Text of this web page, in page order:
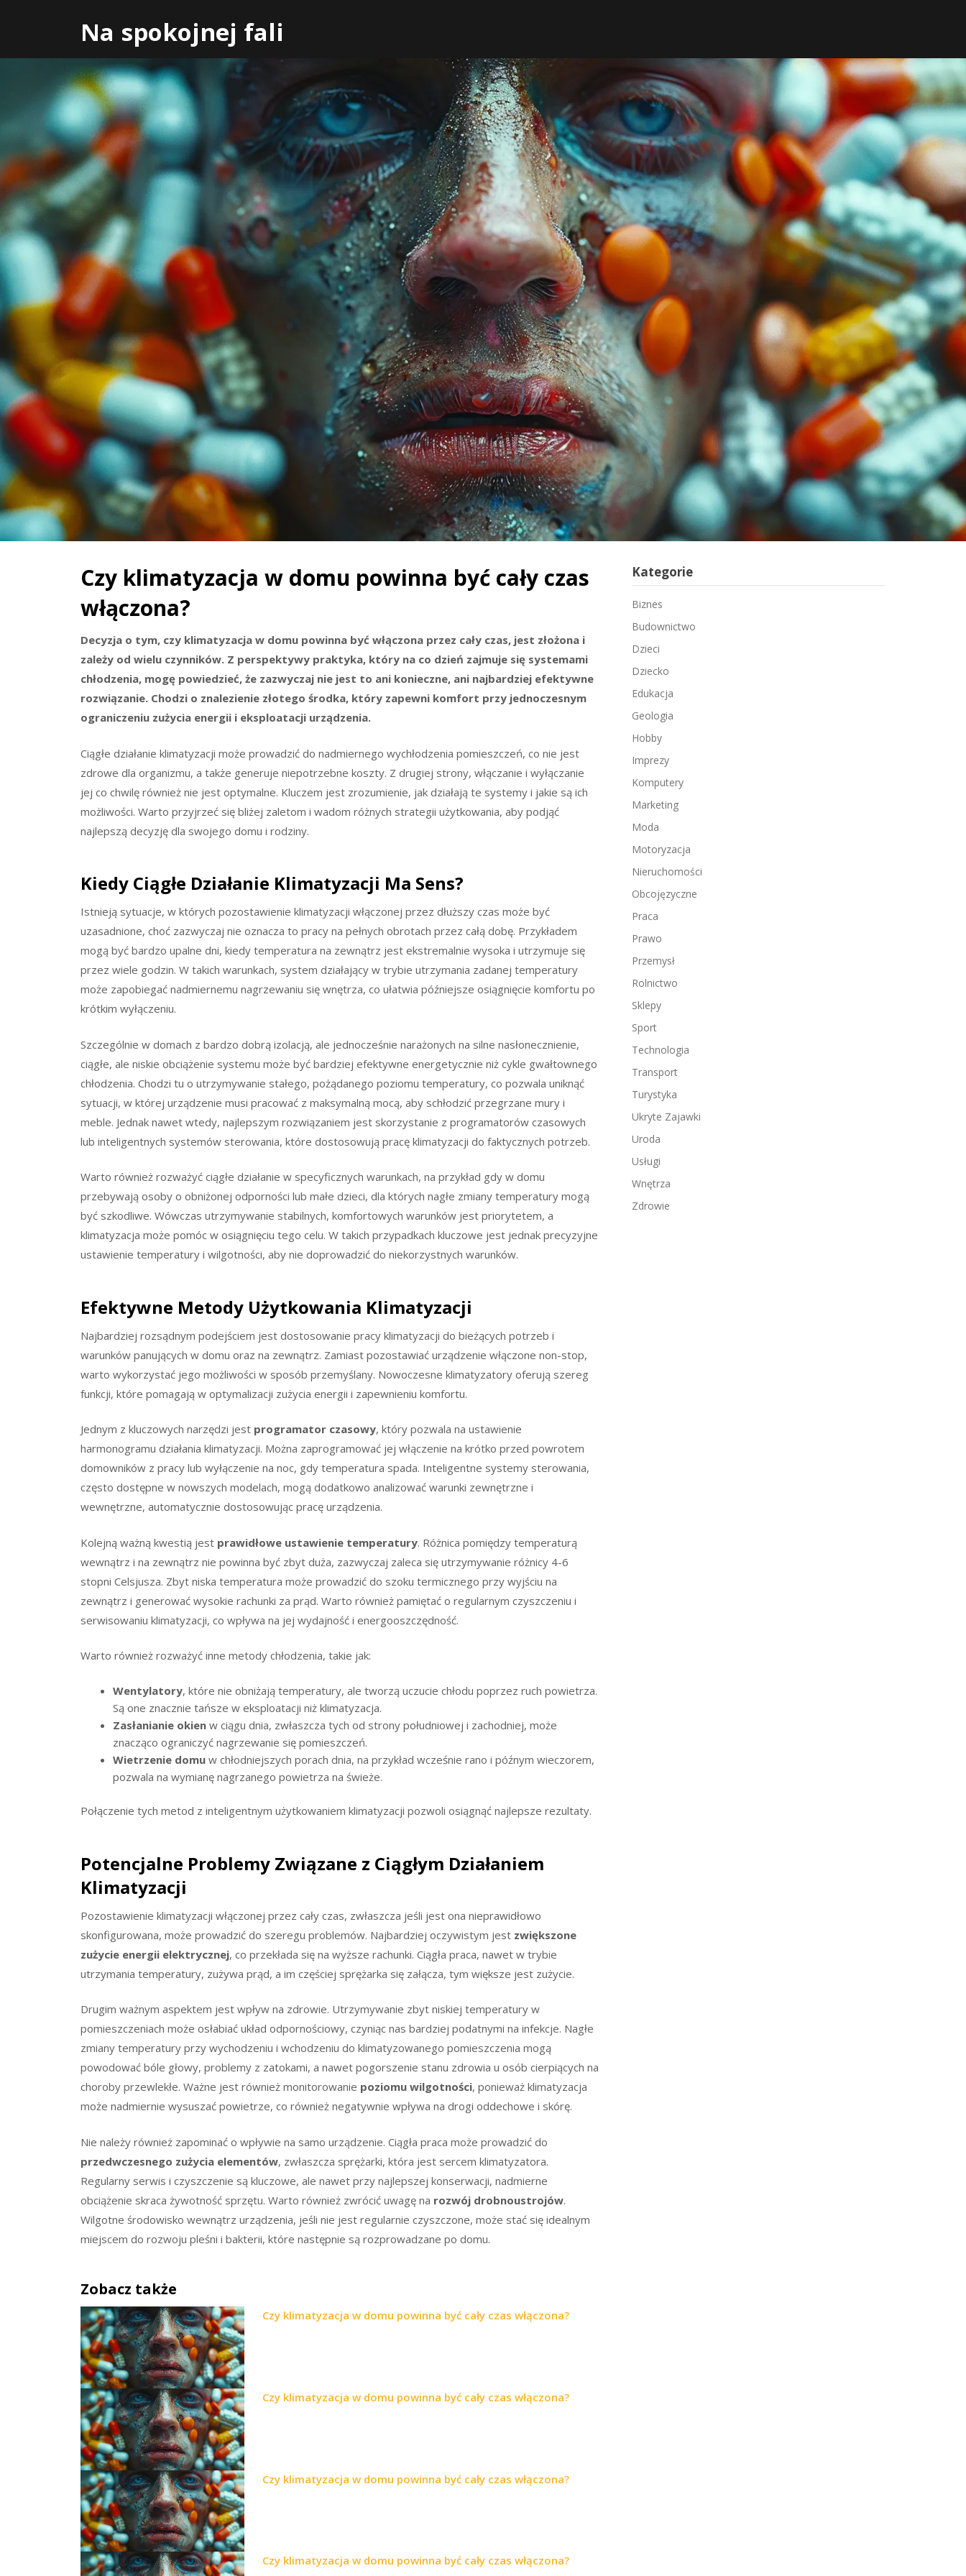
Na spokojnej fali
Czy klimatyzacja w domu powinna być cały czas
włączona?
Decyzja o tym, czy klimatyzacja w domu powinna być włączona przez cały czas, jest złożona i
zależy od wielu czynników. Z perspektywy praktyka, który na co dzień zajmuje się systemami
chłodzenia, mogę powiedzieć, że zazwyczaj nie jest to ani konieczne, ani najbardziej efektywne
rozwiązanie. Chodzi o znalezienie złotego środka, który zapewni komfort przy jednoczesnym
ograniczeniu zużycia energii i eksploatacji urządzenia.
Ciągłe działanie klimatyzacji może prowadzić do nadmiernego wychłodzenia pomieszczeń, co nie jest
zdrowe dla organizmu, a także generuje niepotrzebne koszty. Z drugiej strony, włączanie i wyłączanie
jej co chwilę również nie jest optymalne. Kluczem jest zrozumienie, jak działają te systemy i jakie są ich
możliwości. Warto przyjrzeć się bliżej zaletom i wadom różnych strategii użytkowania, aby podjąć
najlepszą decyzję dla swojego domu i rodziny.
Kiedy Ciągłe Działanie Klimatyzacji Ma Sens?
Istnieją sytuacje, w których pozostawienie klimatyzacji włączonej przez dłuższy czas może być
uzasadnione, choć zazwyczaj nie oznacza to pracy na pełnych obrotach przez całą dobę. Przykładem
mogą być bardzo upalne dni, kiedy temperatura na zewnątrz jest ekstremalnie wysoka i utrzymuje się
przez wiele godzin. W takich warunkach, system działający w trybie utrzymania zadanej temperatury
może zapobiegać nadmiernemu nagrzewaniu się wnętrza, co ułatwia późniejsze osiągnięcie komfortu po
krótkim wyłączeniu.
Szczególnie w domach z bardzo dobrą izolacją, ale jednocześnie narażonych na silne nasłonecznienie,
ciągłe, ale niskie obciążenie systemu może być bardziej efektywne energetycznie niż cykle gwałtownego
chłodzenia. Chodzi tu o utrzymywanie stałego, pożądanego poziomu temperatury, co pozwala uniknąć
sytuacji, w której urządzenie musi pracować z maksymalną mocą, aby schłodzić przegrzane mury i
meble. Jednak nawet wtedy, najlepszym rozwiązaniem jest skorzystanie z programatorów czasowych
lub inteligentnych systemów sterowania, które dostosowują pracę klimatyzacji do faktycznych potrzeb.
Warto również rozważyć ciągłe działanie w specyficznych warunkach, na przykład gdy w domu
przebywają osoby o obniżonej odporności lub małe dzieci, dla których nagłe zmiany temperatury mogą
być szkodliwe. Wówczas utrzymywanie stabilnych, komfortowych warunków jest priorytetem, a
klimatyzacja może pomóc w osiągnięciu tego celu. W takich przypadkach kluczowe jest jednak precyzyjne
ustawienie temperatury i wilgotności, aby nie doprowadzić do niekorzystnych warunków.
Efektywne Metody Użytkowania Klimatyzacji
Najbardziej rozsądnym podejściem jest dostosowanie pracy klimatyzacji do bieżących potrzeb i
warunków panujących w domu oraz na zewnątrz. Zamiast pozostawiać urządzenie włączone non-stop,
warto wykorzystać jego możliwości w sposób przemyślany. Nowoczesne klimatyzatory oferują szereg
funkcji, które pomagają w optymalizacji zużycia energii i zapewnieniu komfortu.
Jednym z kluczowych narzędzi jest programator czasowy, który pozwala na ustawienie
harmonogramu działania klimatyzacji. Można zaprogramować jej włączenie na krótko przed powrotem
domowników z pracy lub wyłączenie na noc, gdy temperatura spada. Inteligentne systemy sterowania,
często dostępne w nowszych modelach, mogą dodatkowo analizować warunki zewnętrzne i
wewnętrzne, automatycznie dostosowując pracę urządzenia.
Kolejną ważną kwestią jest prawidłowe ustawienie temperatury. Różnica pomiędzy temperaturą
wewnątrz i na zewnątrz nie powinna być zbyt duża, zazwyczaj zaleca się utrzymywanie różnicy 4-6
stopni Celsjusza. Zbyt niska temperatura może prowadzić do szoku termicznego przy wyjściu na
zewnątrz i generować wysokie rachunki za prąd. Warto również pamiętać o regularnym czyszczeniu i
serwisowaniu klimatyzacji, co wpływa na jej wydajność i energooszczędność.
Warto również rozważyć inne metody chłodzenia, takie jak:
Wentylatory, które nie obniżają temperatury, ale tworzą uczucie chłodu poprzez ruch powietrza.
Są one znacznie tańsze w eksploatacji niż klimatyzacja.
Zasłanianie okien w ciągu dnia, zwłaszcza tych od strony południowej i zachodniej, może
znacząco ograniczyć nagrzewanie się pomieszczeń.
Wietrzenie domu w chłodniejszych porach dnia, na przykład wcześnie rano i późnym wieczorem,
pozwala na wymianę nagrzanego powietrza na świeże.
Połączenie tych metod z inteligentnym użytkowaniem klimatyzacji pozwoli osiągnąć najlepsze rezultaty.
Potencjalne Problemy Związane z Ciągłym Działaniem
Klimatyzacji
Pozostawienie klimatyzacji włączonej przez cały czas, zwłaszcza jeśli jest ona nieprawidłowo
skonfigurowana, może prowadzić do szeregu problemów. Najbardziej oczywistym jest zwiększone
zużycie energii elektrycznej, co przekłada się na wyższe rachunki. Ciągła praca, nawet w trybie
utrzymania temperatury, zużywa prąd, a im częściej sprężarka się załącza, tym większe jest zużycie.
Drugim ważnym aspektem jest wpływ na zdrowie. Utrzymywanie zbyt niskiej temperatury w
pomieszczeniach może osłabiać układ odpornościowy, czyniąc nas bardziej podatnymi na infekcje. Nagłe
zmiany temperatury przy wychodzeniu i wchodzeniu do klimatyzowanego pomieszczenia mogą
powodować bóle głowy, problemy z zatokami, a nawet pogorszenie stanu zdrowia u osób cierpiących na
choroby przewlekłe. Ważne jest również monitorowanie poziomu wilgotności, ponieważ klimatyzacja
może nadmiernie wysuszać powietrze, co również negatywnie wpływa na drogi oddechowe i skórę.
Nie należy również zapominać o wpływie na samo urządzenie. Ciągła praca może prowadzić do
przedwczesnego zużycia elementów, zwłaszcza sprężarki, która jest sercem klimatyzatora.
Regularny serwis i czyszczenie są kluczowe, ale nawet przy najlepszej konserwacji, nadmierne
obciążenie skraca żywotność sprzętu. Warto również zwrócić uwagę na rozwój drobnoustrojów.
Wilgotne środowisko wewnątrz urządzenia, jeśli nie jest regularnie czyszczone, może stać się idealnym
miejscem do rozwoju pleśni i bakterii, które następnie są rozprowadzane po domu.
Zobacz także
Czy klimatyzacja w domu powinna być cały czas włączona?
Czy klimatyzacja w domu powinna być cały czas włączona?
Czy klimatyzacja w domu powinna być cały czas włączona?
Czy klimatyzacja w domu powinna być cały czas włączona?
Kategorie
Biznes
Budownictwo
Dzieci
Dziecko
Edukacja
Geologia
Hobby
Imprezy
Komputery
Marketing
Moda
Motoryzacja
Nieruchomości
Obcojęzyczne
Praca
Prawo
Przemysł
Rolnictwo
Sklepy
Sport
Technologia
Transport
Turystyka
Ukryte Zajawki
Uroda
Usługi
Wnętrza
Zdrowie